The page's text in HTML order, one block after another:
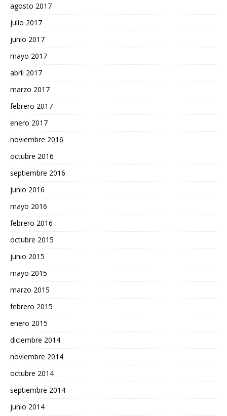
agosto 2017
julio 2017
junio 2017
mayo 2017
abril 2017
marzo 2017
febrero 2017
enero 2017
noviembre 2016
octubre 2016
septiembre 2016
junio 2016
mayo 2016
febrero 2016
octubre 2015
junio 2015
mayo 2015
marzo 2015
febrero 2015
enero 2015
diciembre 2014
noviembre 2014
octubre 2014
septiembre 2014
junio 2014